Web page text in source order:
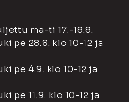
ma-ti 17.-18.8.
pe 28.8. klo 10-12 ja
pe 4.9. klo 10-12 ja
pe 11.9. klo 10-12 ja